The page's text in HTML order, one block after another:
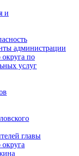
и
администрации
по
услуг
главы